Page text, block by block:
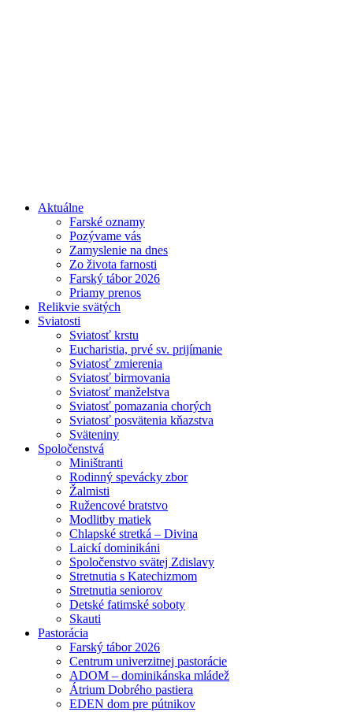
Aktuálne
Farské oznamy
Pozývame vás
Zamyslenie na dnes
Zo života farnosti
Farský tábor 2026
Priamy prenos
Relikvie svätých
Sviatosti
Sviatosť krstu
Eucharistia, prvé sv. prijímanie
Sviatosť zmierenia
Sviatosť birmovania
Sviatosť manželstva
Sviatosť pomazania chorých
Sviatosť posvätenia kňazstva
Sväteniny
Spoločenstvá
Miništranti
Rodinný spevácky zbor
Žalmisti
Ružencové bratstvo
Modlitby matiek
Chlapské stretká – Divina
Laickí dominikáni
Spoločenstvo svätej Zdislavy
Stretnutia s Katechizmom
Stretnutia seniorov
Detské fatimské soboty
Skauti
Pastorácia
Farský tábor 2026
Centrum univerzitnej pastorácie
ADOM – dominikánska mládež
Átrium Dobrého pastiera
EDEN dom pre pútnikov